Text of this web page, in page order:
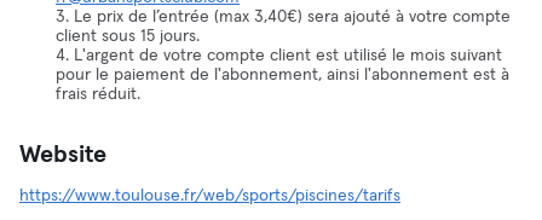
3. Le prix de l’entrée (max 3,40€) sera ajouté à votre compte
client sous 15 jours.
4. L'argent de votre compte client est utilisé le mois suivant
pour le paiement de l'abonnement, ainsi l'abonnement est à
frais réduit.
Website
https://www.toulouse.fr/web/sports/piscines/tarifs